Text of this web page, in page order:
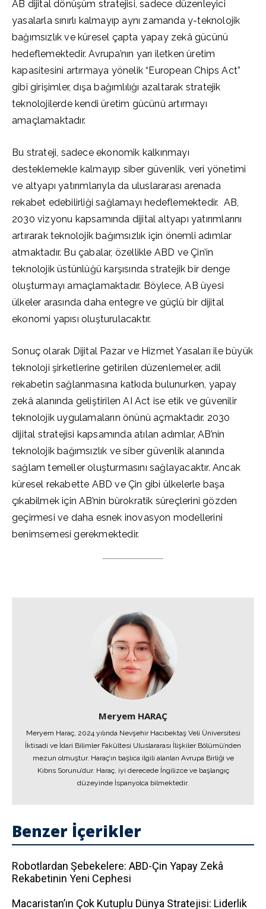
AB dijital dönüşüm stratejisi, sadece düzenleyici
yasalarla sınırlı kalmayıp aynı zamanda y-teknolojik
bağımsızlık ve küresel çapta yapay zekâ gücünü
hedeflemektedir. Avrupa’nın yarı iletken üretim
kapasitesini artırmaya yönelik “European Chips Act”
gibi girişimler, dışa bağımlılığı azaltarak stratejik
teknolojilerde kendi üretim gücünü artırmayı
amaçlamaktadır.
Bu strateji, sadece ekonomik kalkınmayı
desteklemekle kalmayıp siber güvenlik, veri yönetimi
ve altyapı yatırımlarıyla da uluslararası arenada
rekabet edebilirliği sağlamayı hedeflemektedir. AB,
2030 vizyonu kapsamında dijital altyapı yatırımlarını
artırarak teknolojik bağımsızlık için önemli adımlar
atmaktadır. Bu çabalar, özellikle ABD ve Çin’in
teknolojik üstünlüğü karşısında stratejik bir denge
oluşturmayı amaçlamaktadır. Böylece, AB üyesi
ülkeler arasında daha entegre ve güçlü bir dijital
ekonomi yapısı oluşturulacaktır.
Sonuç olarak Dijital Pazar ve Hizmet Yasaları ile büyük
teknoloji şirketlerine getirilen düzenlemeler, adil
rekabetin sağlanmasına katkıda bulunurken, yapay
zekâ alanında geliştirilen AI Act ise etik ve güvenilir
teknolojik uygulamaların önünü açmaktadır. 2030
dijital stratejisi kapsamında atılan adımlar, AB’nin
teknolojik bağımsızlık ve siber güvenlik alanında
sağlam temeller oluşturmasını sağlayacaktır. Ancak
küresel rekabette ABD ve Çin gibi ülkelerle başa
çıkabilmek için AB’nin bürokratik süreçlerini gözden
geçirmesi ve daha esnek inovasyon modellerini
benimsemesi gerekmektedir.
Meryem HARAÇ
Meryem Haraç, 2024 yılında Nevşehir Hacıbektaş Veli Üniversitesi
İktisadi ve İdari Bilimler Fakültesi Uluslararası İlişkiler Bölümü’nden
mezun olmuştur. Haraç’ın başlıca ilgili alanları Avrupa Birliği ve
Kıbrıs Sorunu’dur. Haraç, iyi derecede İngilizce ve başlangıç
düzeyinde İspanyolca bilmektedir.
Benzer İçerikler
Robotlardan Şebekelere: ABD-Çin Yapay Zekâ
Rekabetinin Yeni Cephesi
Macaristan’ın Çok Kutuplu Dünya Stratejisi: Liderlik